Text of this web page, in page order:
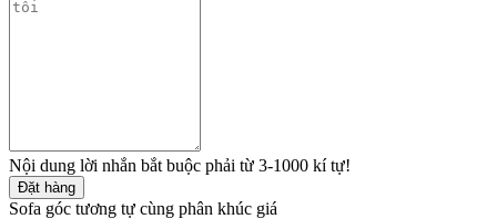
Nội dung lời nhắn bắt buộc phải từ 3-1000 kí tự!
Đặt hàng
Sofa góc tương tự cùng phân khúc giá